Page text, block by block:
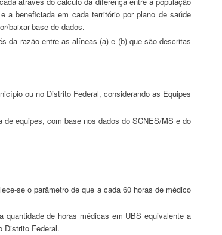
a beneficiada em cada território por plano de saúde
baixar-base-de-dados.
se o parâmetro de que a cada 60 horas de médico
de horas médicas em UBS equivalente a
Distrito Federal.